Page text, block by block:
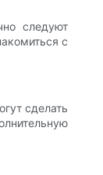
следуют
с
сделать